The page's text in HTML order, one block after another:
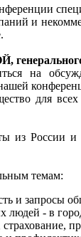
и
на
для
из России
темам:
и запросы
- в